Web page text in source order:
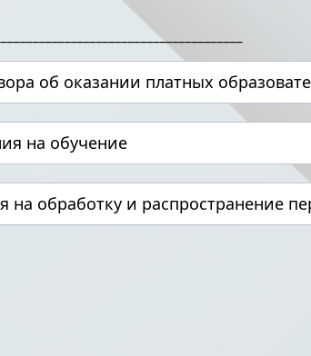
об оказании платных
на обучение
на обработку и распространение